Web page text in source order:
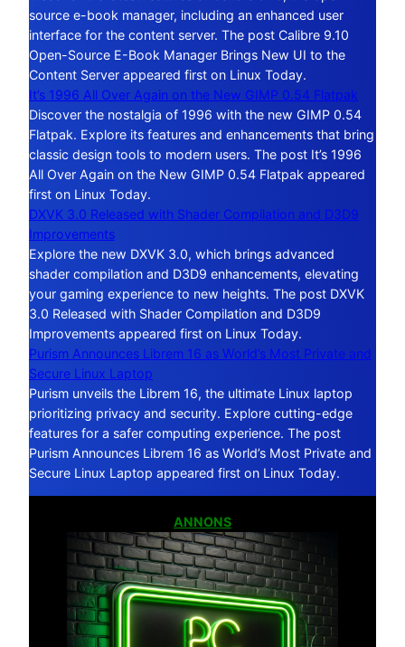
source e-book manager, including an enhanced user
interface for the content server. The post Calibre 9.10
Open-Source E-Book Manager Brings New UI to the
Content Server appeared first on Linux Today.
It’s 1996 All Over Again on the New GIMP 0.54 Flatpak
Discover the nostalgia of 1996 with the new GIMP 0.54
Flatpak. Explore its features and enhancements that bring
classic design tools to modern users. The post It’s 1996
All Over Again on the New GIMP 0.54 Flatpak appeared
first on Linux Today.
DXVK 3.0 Released with Shader Compilation and D3D9
Improvements
Explore the new DXVK 3.0, which brings advanced
shader compilation and D3D9 enhancements, elevating
your gaming experience to new heights. The post DXVK
3.0 Released with Shader Compilation and D3D9
Improvements appeared first on Linux Today.
Purism Announces Librem 16 as World’s Most Private and
Secure Linux Laptop
Purism unveils the Librem 16, the ultimate Linux laptop
prioritizing privacy and security. Explore cutting-edge
features for a safer computing experience. The post
Purism Announces Librem 16 as World’s Most Private and
Secure Linux Laptop appeared first on Linux Today.
ANNONS